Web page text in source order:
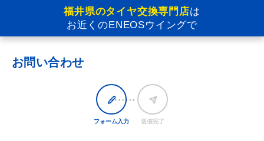
福井県のタイヤ交換専門店は
お近くのENEOSウイングで
お問い合わせ
フォーム入力 送信完了